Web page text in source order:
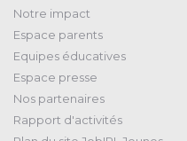
Notre impact
Espace parents
Equipes éducatives
Espace presse
Nos partenaires
Rapport d'activités